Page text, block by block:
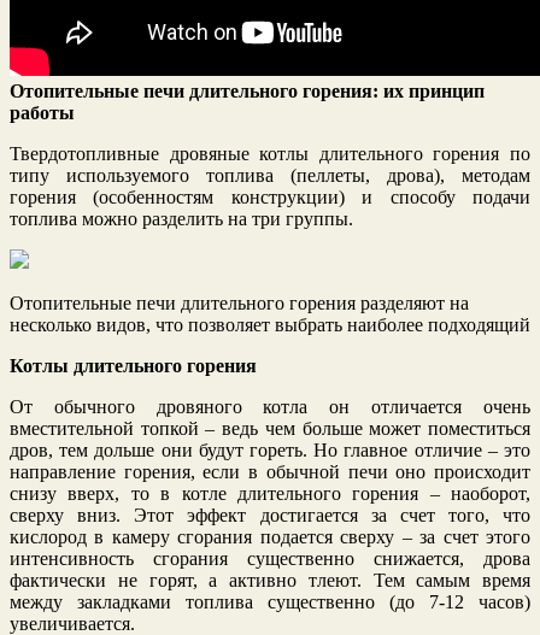
Отопительные печи длительного горения: их принцип
работы
Твердотопливные дровяные котлы длительного горения по
типу используемого топлива (пеллеты, дрова), методам
горения (особенностям конструкции) и способу подачи
топлива можно разделить на три группы.
Отопительные печи длительного горения разделяют на
несколько видов, что позволяет выбрать наиболее подходящий
Котлы длительного горения
От обычного дровяного котла он отличается очень
вместительной топкой – ведь чем больше может поместиться
дров, тем дольше они будут гореть. Но главное отличие – это
направление горения, если в обычной печи оно происходит
снизу вверх, то в котле длительного горения – наоборот,
сверху вниз. Этот эффект достигается за счет того, что
кислород в камеру сгорания подается сверху – за счет этого
интенсивность сгорания существенно снижается, дрова
фактически не горят, а активно тлеют. Тем самым время
между закладками топлива существенно (до 7-12 часов)
увеличивается.